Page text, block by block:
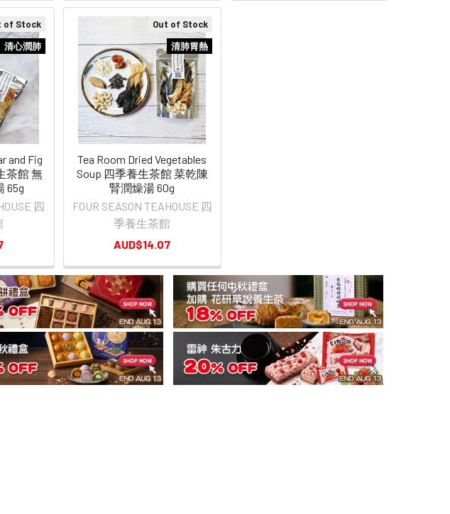
of Stock
清心潤肺
and Fig
茶館 無
65g
四
Out of Stock
清肺胃熱
Tea Room Dried Vegetables
Soup 四季養生茶館 菜乾陳
腎潤燥湯 60g
FOUR SEASON TEAHOUSE 四
季養生茶館
AUD$14.07